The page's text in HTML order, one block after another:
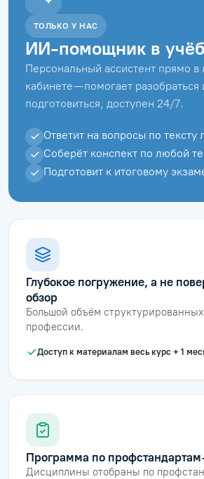
ТОЛЬКО У НАС
ИИ-помощник в
Персональный ассистент прямо в
кабинете — помогает разобраться
подготовиться, доступен 24/7.
Ответит на вопросы по тексту
Соберёт конспект по любой
Подготовит к итоговому
Глубокое погружение, а не
обзор
Большой объём
профессии.
Доступ к материалам весь курс + 1
Программа по профстандартам
Дисциплины отобраны по